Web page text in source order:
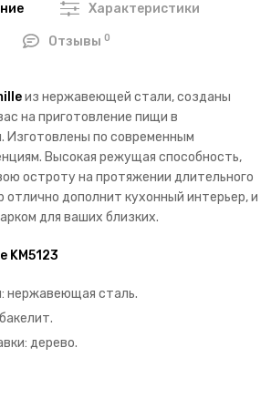
Характеристики
Отзывы0
из нержавеющей стали, созданы
на приготовление пищи в
Изготовлены по современным
Высокая режущая способность,
остроту на протяжении длительного
отлично дополнит кухонный интерьер, и
для ваших близких.
KM5123
нержавеющая сталь.
дерево.